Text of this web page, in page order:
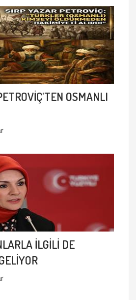
OSMANLI
İLGİLİ DE